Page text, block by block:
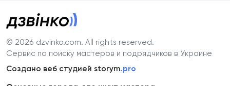
© 2026 dzvinko.com. All rights reserved.
Сервис по поиску мастеров и подрядчиков в Украине
Создано веб студией storym.pro